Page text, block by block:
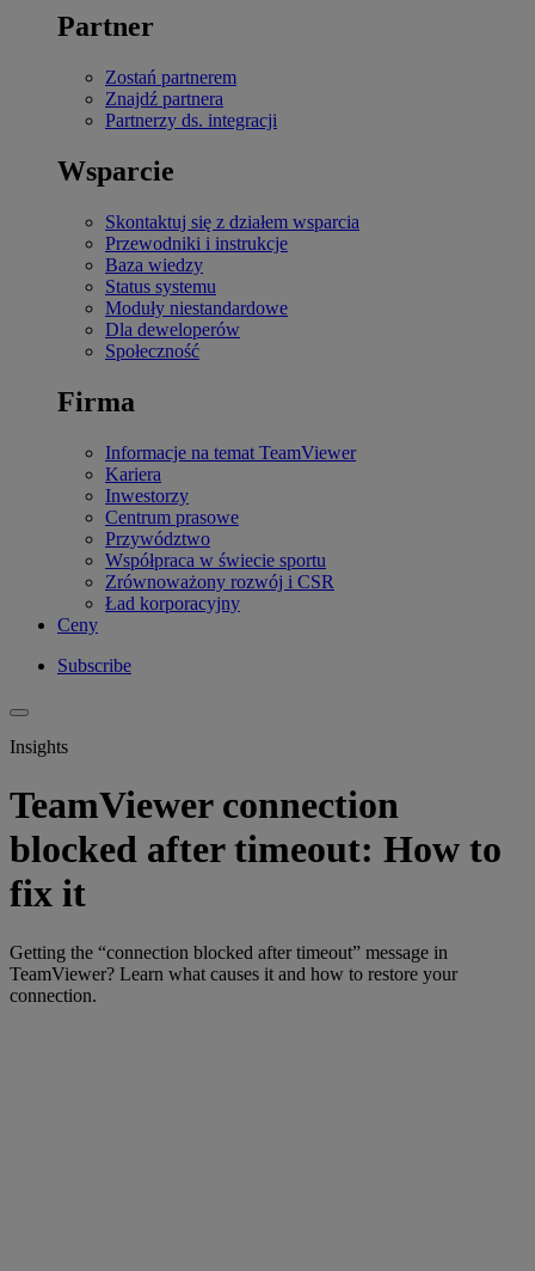
Partner
Zostań partnerem
Znajdź partnera
Partnerzy ds. integracji
Wsparcie
Skontaktuj się z działem wsparcia
Przewodniki i instrukcje
Baza wiedzy
Status systemu
Moduły niestandardowe
Dla deweloperów
Społeczność
Firma
Informacje na temat TeamViewer
Kariera
Inwestorzy
Centrum prasowe
Przywództwo
Współpraca w świecie sportu
Zrównoważony rozwój i CSR
Ład korporacyjny
Ceny
Subscribe
Insights
TeamViewer connection
blocked after timeout: How to
fix it
Getting the “connection blocked after timeout” message in
TeamViewer? Learn what causes it and how to restore your
connection.